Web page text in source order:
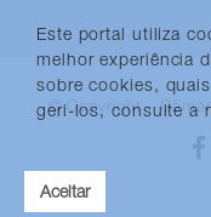
Este portal utiliza
melhor experiência
sobre cookies,
geri-los, consulte a
Aceitar
© Copyright -